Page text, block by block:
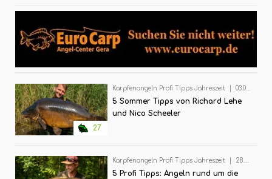
27
Karpfenangeln Profi Tipps Jahreszeit 03.09.2024
5 Sommer Tipps von Richard Lehe
und Nico Scheeler
Karpfenangeln Profi Tipps Jahreszeit 28.05.2024
5 Profi Tipps: Angeln rund um die